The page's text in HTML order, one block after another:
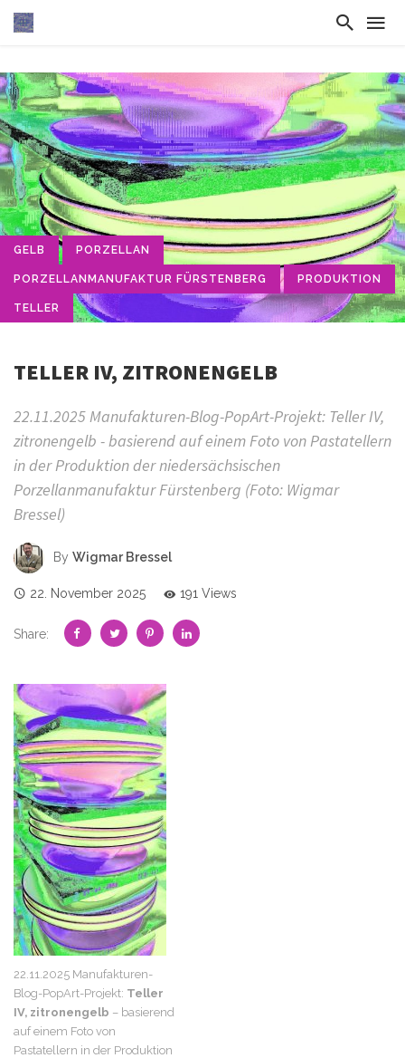
GELB PORZELLAN
PORZELLANMANUFAKTUR FÜRSTENBERG PRODUKTION
TELLER
TELLER IV, ZITRONENGELB
22.11.2025 Manufakturen-Blog-PopArt-Projekt: Teller IV,
zitronengelb - basierend auf einem Foto von Pastatellern
in der Produktion der niedersächsischen
Porzellanmanufaktur Fürstenberg (Foto: Wigmar
Bressel)
By Wigmar Bressel
22. November 2025 191 Views
Share:
22.11.2025 Manufakturen-
Blog-PopArt-Projekt: Teller
IV, zitronengelb – basierend
auf einem Foto von
Pastatellern in der Produktion